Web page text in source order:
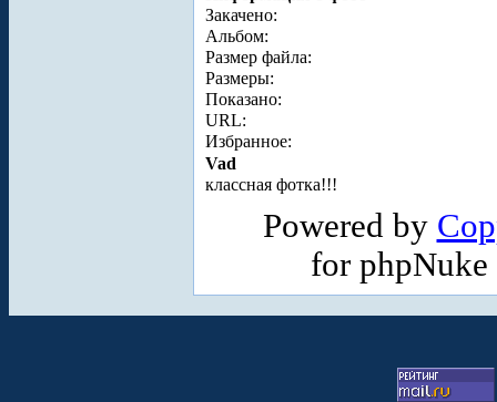
Закачено:
Альбом:
Размер файла:
Размеры:
Показано:
URL:
Избранное:
Vad
классная фотка!!!
Powered by
for